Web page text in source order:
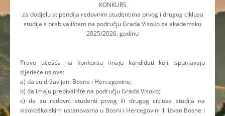
KONKURS
za dodjelu stipendija redovnim studentima prvog i drugog ciklusa
studija s prebivalištem na području Grada Visoko za akademsku
2025/2026. godinu
Pravo učešća na konkursu imaju kandidati koji ispunjavaju
sljedeće uslove:
a) da su državljani Bosne i Hercegovine;
b) da imaju prebivalište na području Grada Visoko;
c) da su redovni studenti prvog ili drugog ciklusa studija na
visokoškolskim ustanovama u Bosni i Hercegovini ili izvan Bosne i